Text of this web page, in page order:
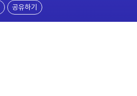
공유하기